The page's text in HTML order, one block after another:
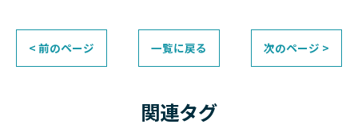
< 前のページ 一覧に戻る 次のページ >
関連タグ